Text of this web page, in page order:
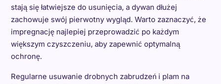
stają się łatwiejsze do usunięcia, a dywan dłużej
zachowuje swój pierwotny wygląd. Warto zaznaczyć, że
impregnację najlepiej przeprowadzić po każdym
większym czyszczeniu, aby zapewnić optymalną
ochronę.
Regularne usuwanie drobnych zabrudzeń i plam na